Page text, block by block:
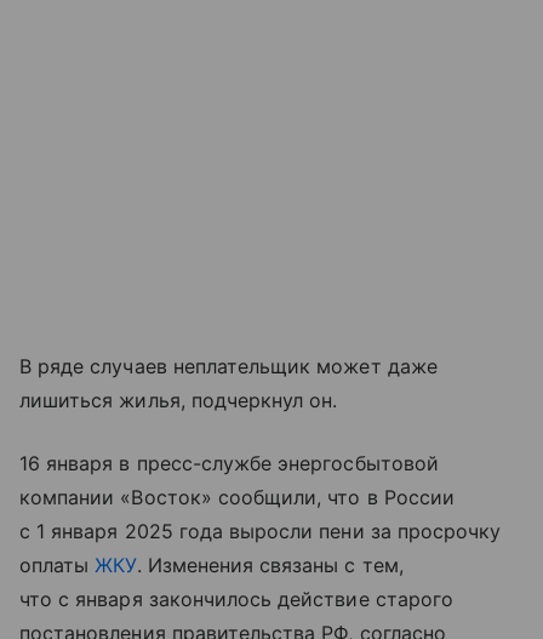
В ряде случаев неплательщик может даже
лишиться жилья, подчеркнул он.
16 января в пресс-службе энергосбытовой
компании «Восток» сообщили, что в России
с 1 января 2025 года выросли пени за просрочку
оплатыЖКУ. Изменения связаны с тем,
что с января закончилось действие старого
постановления правительства РФ, согласно